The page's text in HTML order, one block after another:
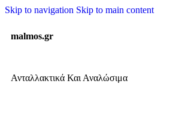
Skip to navigation Skip to main content
malmos.gr
Ανταλλακτικά Και Αναλώσιμα